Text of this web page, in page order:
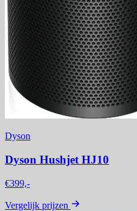
Dyson
Dyson Hushjet HJ10
€399,-
Vergelijk prijzen